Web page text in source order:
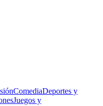
ComediaDeportes y
Juegos y